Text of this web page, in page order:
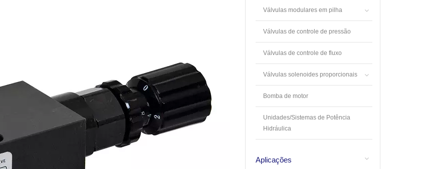
Válvulas modulares em pilha
Válvulas de controle de pressão
Válvulas de controle de fluxo
Válvulas solenoides proporcionais
Bomba de motor
Unidades/Sistemas de Potência
Hidráulica
Aplicações